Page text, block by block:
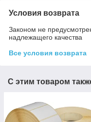
Условия возврата
Законом не
надлежащего качества
Все условия возврата
С этим товаром